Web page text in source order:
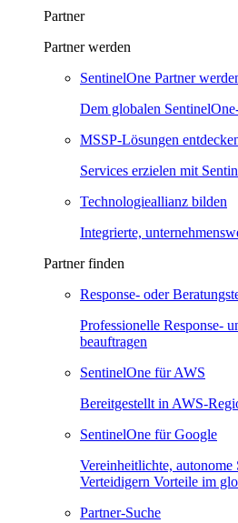
Partner
Partner werden
SentinelOne Partner
Dem globalen
MSSP-Lösungen
Services erzielen mit
Technologieallianz bilden
Integrierte,
Partner finden
Response- oder
Professionelle Response-
beauftragen
SentinelOne für AWS
Bereitgestellt in AWS-
SentinelOne für Google
Vereinheitlichte, autonome
Verteidigern Vorteile im
Partner-Suche